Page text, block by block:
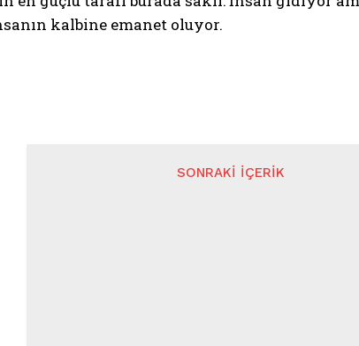
kalbine emanet oluyor.
SONRAKI İÇERIK